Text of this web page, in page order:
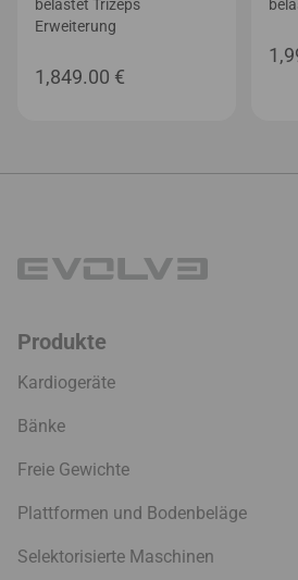
belastet Trizeps
Erweiterung
1,849.00 €
Produkte
Kardiogeräte
Bänke
Freie Gewichte
Plattformen und Bodenbeläge
Selektorisierte Maschinen